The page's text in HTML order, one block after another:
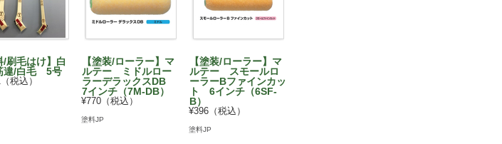
/刷毛はけ】白
/白毛 5号
税込）
【塗装/ローラー】マ
ルテー ミドルロー
ラーデラックスDB
7インチ（7M-DB）
¥770（税込）
塗料JP
【塗装/ローラー】マ
ルテー スモールロ
ーラーBファインカッ
ト 6インチ（6SF-
B）
¥396（税込）
塗料JP